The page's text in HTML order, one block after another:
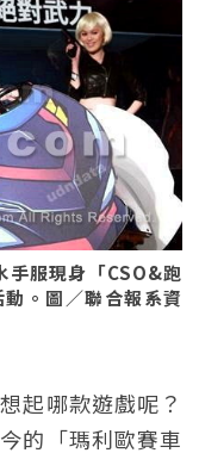
手服現身「CSO&跑
。圖／聯合報系資
起哪款遊戲呢？
的「瑪利歐賽車